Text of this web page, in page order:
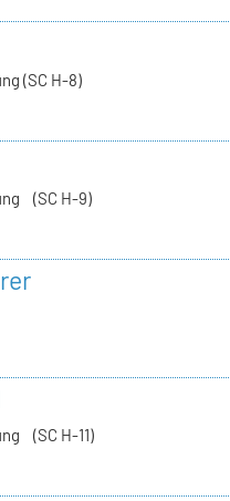
(SC H-8)
(SC H-9)
(SC H-11)